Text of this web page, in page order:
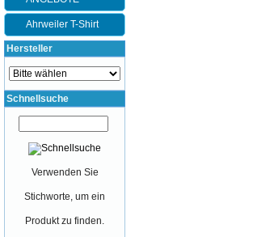
Ahrweiler T-Shirt
Hersteller
Schnellsuche
Verwenden Sie
Stichworte, um ein
Produkt zu finden.